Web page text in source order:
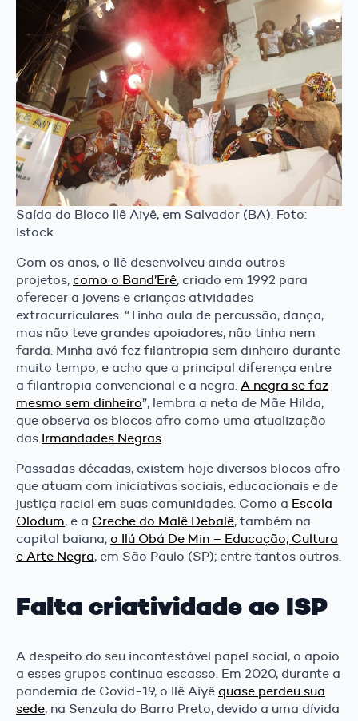
Saída do Bloco Ilê Aiyê, em Salvador (BA). Foto:
Istock
Com os anos, o Ilê desenvolveu ainda outros
projetos, como o Band’Erê, criado em 1992 para
oferecer a jovens e crianças atividades
extracurriculares. “Tinha aula de percussão, dança,
mas não teve grandes apoiadores, não tinha nem
farda. Minha avó fez filantropia sem dinheiro durante
muito tempo, e acho que a principal diferença entre
a filantropia convencional e a negra. A negra se faz
mesmo sem dinheiro”, lembra a neta de Mãe Hilda,
que observa os blocos afro como uma atualização
das Irmandades Negras.
Passadas décadas, existem hoje diversos blocos afro
que atuam com iniciativas sociais, educacionais e de
justiça racial em suas comunidades. Como a Escola
Olodum, e a Creche do Malê Debalê, também na
capital baiana; o Ilú Obá De Min – Educação, Cultura
e Arte Negra, em São Paulo (SP); entre tantos outros.
Falta criatividade ao ISP
A despeito do seu incontestável papel social, o apoio
a esses grupos continua escasso. Em 2020, durante a
pandemia de Covid-19, o Ilê Aiyê quase perdeu sua
sede, na Senzala do Barro Preto, devido a uma dívida